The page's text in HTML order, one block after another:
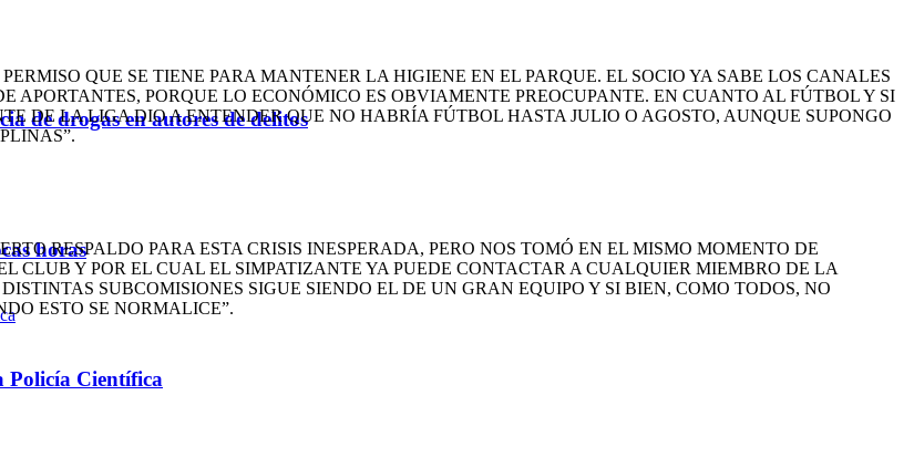
de drogas en autores de delitos
horas
Policía Científica
QUE SE TIENE PARA MANTENER LA HIGIENE EN EL PARQUE. EL SOCIO YA SABE LOS CANALES
APORTANTES, PORQUE LO ECONÓMICO ES OBVIAMENTE PREOCUPANTE. EN CUANTO AL FÚTBOL Y SI
DE LA LIGA DIO A ENTENDER QUE NO HABRÍA FÚTBOL HASTA JULIO O AGOSTO, AUNQUE SUPONGO
RESPALDO PARA ESTA CRISIS INESPERADA, PERO NOS TOMÓ EN EL MISMO MOMENTO DE
CLUB Y POR EL CUAL EL SIMPATIZANTE YA PUEDE CONTACTAR A CUALQUIER MIEMBRO DE LA
SUBCOMISIONES SIGUE SIENDO EL DE UN GRAN EQUIPO Y SI BIEN, COMO TODOS, NO
ESTO SE NORMALICE”.